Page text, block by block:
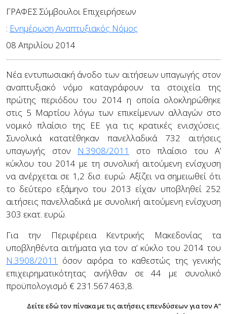
ΓΡΑΦΕΣ Σύμβουλοι Επιχειρήσεων
: Ενημέρωση Αναπτυξιακός Νόμος
08 Απριλίου 2014
Νέα εντυπωσιακή άνοδο των αιτήσεων υπαγωγής στον
αναπτυξιακό νόμο καταγράφουν τα στοιχεία της
πρώτης περιόδου του 2014 η οποία ολοκληρώθηκε
στις 5 Μαρτίου λόγω των επικείμενων αλλαγών στο
νομικό πλαίσιο της ΕΕ για τις κρατικές ενισχύσεις.
Συνολικά κατατέθηκαν πανελλαδικά 732 αιτήσεις
υπαγωγής στον Ν.3908/2011
στο πλαίσιο του Α’
κύκλου του 2014 με τη συνολική αιτούμενη ενίσχυση
να ανέρχεται σε 1,2 δισ. ευρώ. Αξίζει να σημειωθεί ότι
το δεύτερο εξάμηνο του 2013 είχαν υποβληθεί 252
αιτήσεις πανελλαδικά με συνολική αιτούμενη ενίσχυση
303 εκατ. ευρώ.
Για την Περιφέρεια Κεντρικής Μακεδονίας τα
υποβληθέντα αιτήματα για τον α’ κύκλο του 2014 του
Ν.3908/2011
όσον αφόρα το καθεστώς της γενικής
επιχειρηματικότητας ανήλθαν σε 44 με συνολικό
προϋπολογισμό € 231.567.463,8.
Δείτε εδώ τον πίνακα με τις αιτήσεις επενδύσεων για τον Α”